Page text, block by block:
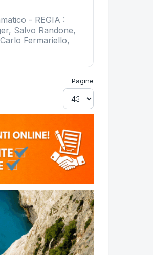
- REGIA :
Salvo Randone,
Fermariello,
Pagine